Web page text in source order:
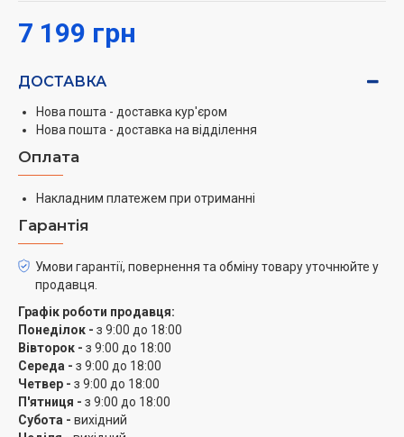
потребує захисного покриття, що полегшує його
Швидко розморожуйте продукти за допомогою
функції швидкого розморожування. У меню
представлені 5 типів продуктів, що найчастіше
використовуються: м'ясо, птиця, риба, овочі і хліб.
Просто виберіть тип і вагу продуктів, і програма
розрахує оптимальний час розморожування. Таким
чином, приготування інгредієнтів займає менше часу,
зберігаючи поживні речовини.
Функція "Потужна розморозка"
Економте час на розморожуванні інгредієнтів.
Функція Потужна розморозка дозволяє вибирати з 4
популярних типів продуктів: м'ясо, птиця, риба, хліб/
тістечко. Просто виберіть тип і вагу продуктів, і
7 199 грн
ДОСТАВКА
Нова пошта - доставка кур'єром
Нова пошта - доставка на відділення
Оплата
Накладним платежем при отриманні
Гарантія
Умови гарантії, повернення та обміну товару уточнюйте у
продавця.
Графік роботи продавця:
Понеділок - з 9:00 до 18:00
Вівторок - з 9:00 до 18:00
Середа - з 9:00 до 18:00
Четвер - з 9:00 до 18:00
П'ятниця - з 9:00 до 18:00
Субота - вихідний